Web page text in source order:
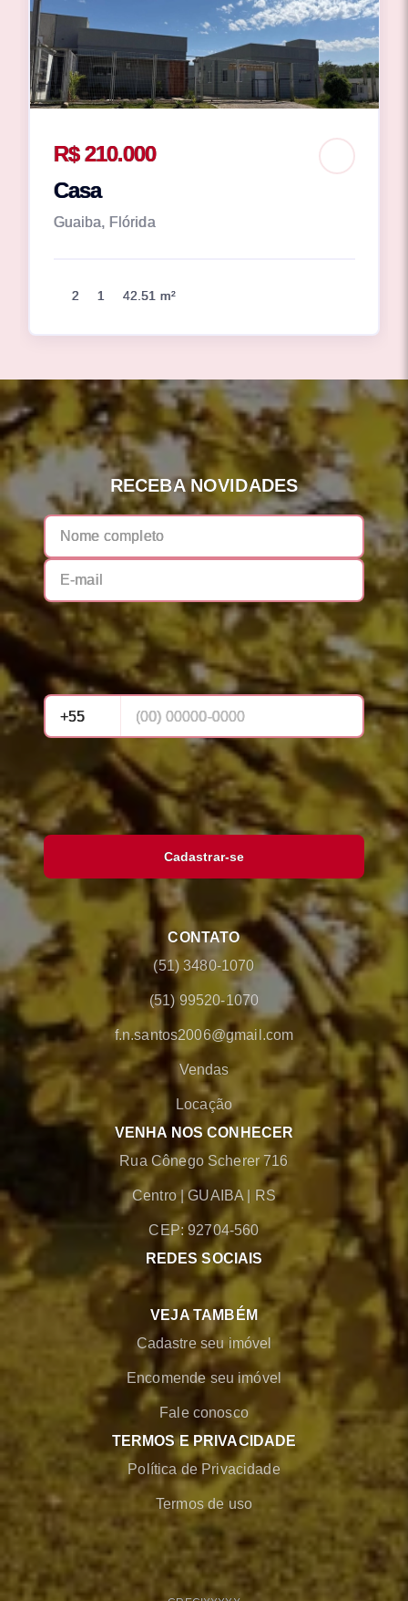
R$ 210.000
Casa
Guaiba, Flórida
2 1 42.51 m²
RECEBA NOVIDADES
Cadastrar-se
CONTATO
(51) 3480-1070
(51) 99520-1070
f.n.santos2006@gmail.com
Vendas
Locação
VENHA NOS CONHECER
Rua Cônego Scherer 716
Centro |GUAIBA RS
CEP: 92704-560
REDES SOCIAIS
VEJA TAMBÉM
Cadastre seu imóvel
Encomende seu imóvel
Fale conosco
TERMOS E PRIVACIDADE
Política de Privacidade
Termos de uso